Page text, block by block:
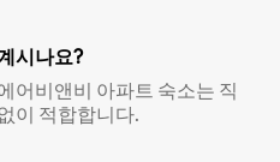
시나요?
어비앤비 아파트 숙소는 직
이 적합합니다.